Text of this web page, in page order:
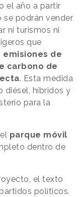
el año a partir
se podrán vender
ni turismos ni
que
emisiones de
carbono de
. Esta medida
diésel, híbridos y
para la
parque móvil
dentro de
el texto
políticos.